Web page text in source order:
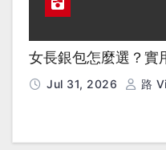
女長銀包怎麼選？實
Jul 31, 2026 路